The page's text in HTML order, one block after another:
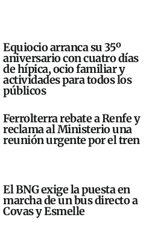
Equiocio arranca su 35º
aniversario con cuatro días
de hípica, ocio familiar y
actividades para todos los
públicos
Ferrolterra rebate a Renfe y
reclama al Ministerio una
reunión urgente por el tren
El BNG exige la puesta en
marcha de un bus directo a
Covas y Esmelle